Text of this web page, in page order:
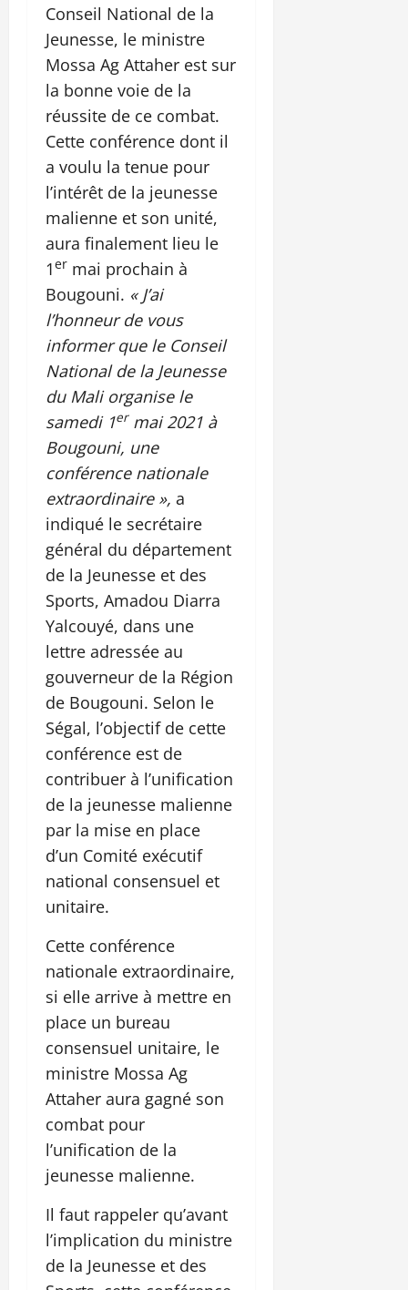
Conseil National de la
Jeunesse, le ministre
Mossa Ag Attaher est sur
la bonne voie de la
réussite de ce combat.
Cette conférence dont il
a voulu la tenue pour
l’intérêt de la jeunesse
malienne et son unité,
aura finalement lieu le
1er mai prochain à
Bougouni. « J’ai
l’honneur de vous
informer que le Conseil
National de la Jeunesse
du Mali organise le
samedi 1ermai 2021 à
Bougouni, une
conférence nationale
extraordinaire », a
indiqué le secrétaire
général du département
de la Jeunesse et des
Sports, Amadou Diarra
Yalcouyé, dans une
lettre adressée au
gouverneur de la Région
de Bougouni. Selon le
Ségal, l’objectif de cette
conférence est de
contribuer à l’unification
de la jeunesse malienne
par la mise en place
d’un Comité exécutif
national consensuel et
unitaire.
Cette conférence
nationale extraordinaire,
si elle arrive à mettre en
place un bureau
consensuel unitaire, le
ministre Mossa Ag
Attaher aura gagné son
combat pour
l’unification de la
jeunesse malienne.
Il faut rappeler qu’avant
l’implication du ministre
de la Jeunesse et des